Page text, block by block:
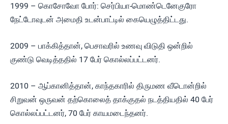
1999 – கொசோவோ போர்: செர்பியா-மொண்டெனேகுரோ
நேட்டோவுடன் அமைதி உடன்பாட்டில் கையெழுத்திட்டது.
2009 – பாக்கித்தான், பெசாவரில் உணவு விடுதி ஒன்றில்
குண்டு வெடித்ததில் 17 பேர் கொல்லப்பட்டனர்.
2010 – ஆப்கானித்தான், காந்தகாரில் திருமண வீடொன்றில்
சிறுவன் ஒருவன் தற்கொலைத் தாக்குதல் நடத்தியதில் 40 பேர்
கொல்லப்பட்டனர், 70 பேர் காயமடைந்தனர்.